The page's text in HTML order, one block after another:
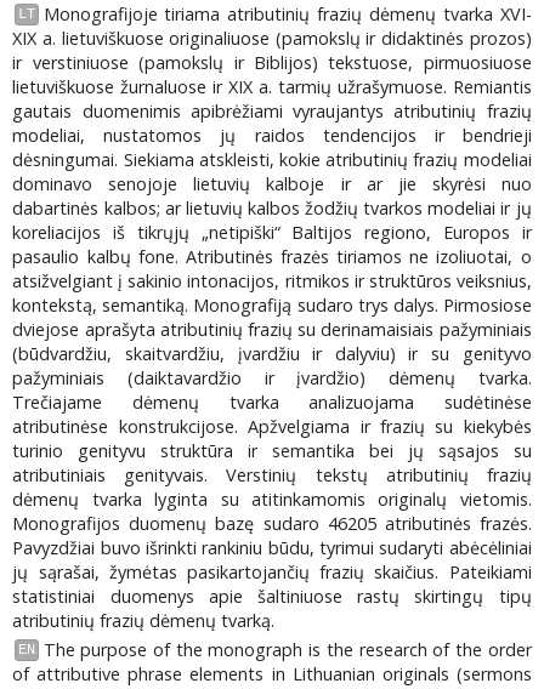
LT
Monografijoje tiriama atributinių frazių dėmenų tvarka XVI-
XIX a. lietuviškuose originaliuose (pamokslų ir didaktinės prozos)
ir verstiniuose (pamokslų ir Biblijos) tekstuose, pirmuosiuose
lietuviškuose žurnaluose ir XIX a. tarmių užrašymuose. Remiantis
gautais duomenimis apibrėžiami vyraujantys atributinių frazių
modeliai, nustatomos jų raidos tendencijos ir bendrieji
dėsningumai. Siekiama atskleisti, kokie atributinių frazių modeliai
dominavo senojoje lietuvių kalboje ir ar jie skyrėsi nuo
dabartinės kalbos; ar lietuvių kalbos žodžių tvarkos modeliai ir jų
koreliacijos iš tikrųjų „netipiški“ Baltijos regiono, Europos ir
pasaulio kalbų fone. Atributinės frazės tiriamos ne izoliuotai, o
atsižvelgiant į sakinio intonacijos, ritmikos ir struktūros veiksnius,
kontekstą, semantiką. Monografiją sudaro trys dalys. Pirmosiose
dviejose aprašyta atributinių frazių su derinamaisiais pažyminiais
(būdvardžiu, skaitvardžiu, įvardžiu ir dalyviu) ir su genityvo
pažyminiais (daiktavardžio ir įvardžio) dėmenų tvarka.
Trečiajame dėmenų tvarka analizuojama sudėtinėse
atributinėse konstrukcijose. Apžvelgiama ir frazių su kiekybės
turinio genityvu struktūra ir semantika bei jų sąsajos su
atributiniais genityvais. Verstinių tekstų atributinių frazių
dėmenų tvarka lyginta su atitinkamomis originalų vietomis.
Monografijos duomenų bazę sudaro 46205 atributinės frazės.
Pavyzdžiai buvo išrinkti rankiniu būdu, tyrimui sudaryti abėcėliniai
jų sąrašai, žymėtas pasikartojančių frazių skaičius. Pateikiami
statistiniai duomenys apie šaltiniuose rastų skirtingų tipų
atributinių frazių dėmenų tvarką.
EN
The purpose of the monograph is the research of the order
of attributive phrase elements in Lithuanian originals (sermons